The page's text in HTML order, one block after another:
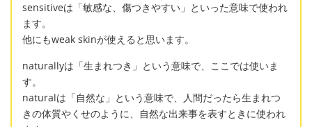
sensitiveは「敏感な、傷つきやすい」といった意味で使われ
ます。
他にもweak skinが使えると思います。
naturallyは「生まれつき」という意味で、ここでは使いま
す。
naturalは「自然な」という意味で、人間だったら生まれつ
きの体質やくせのように、自然な出来事を表すときに使われ